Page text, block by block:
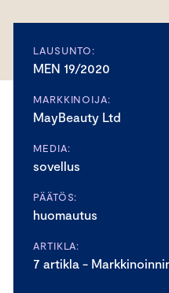
LAUSUNTO:
MEN 19/2020
MARKKINOIJA:
MayBeauty Ltd
MEDIA:
sovellus
PÄÄTÖS:
huomautus
ARTIKLA:
7 artikla -